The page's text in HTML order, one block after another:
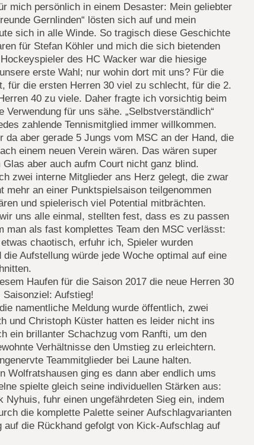
mich persönlich in einem Desaster: Mein geliebter
Gernlinden“ lösten sich auf und mein
sich in alle Winde. So tragisch diese Geschichte
für Stefan Köhler und mich die sich bietenden
des HC Wacker war die hiesige
erste Wahl; nur wohin dort mit uns? Für die
für die ersten Herren 30 viel zu schlecht, für die 2.
40 zu viele. Daher fragte ich vorsichtig beim
Verwendung für uns sähe. „Selbstverständlich“
zahlende Tennismitglied immer willkommen.
da aber gerade 5 Jungs vom MSC an der Hand, die
einem neuen Verein wären. Das wären super
aber auch aufm Court nicht ganz blind.
zwei interne Mitglieder ans Herz gelegt, die zwar
mehr an einer Punktspielsaison teilgenommen
und spielerisch viel Potential mitbrächten.
uns alle einmal, stellten fest, dass es zu passen
man als fast komplettes Team den MSC verlässt:
chaotisch, erfuhr ich, Spieler wurden
Aufstellung würde jede Woche optimal auf eine
Haufen für die Saison 2017 die neue Herren 30
Aufstieg!
namentliche Meldung wurde öffentlich, zwei
und Christoph Küster hatten es leider nicht ins
ein brillanter Schachzug vom Ranfti, um den
Verhältnisse den Umstieg zu erleichtern.
Teammitglieder bei Laune halten.
Wolfratshausen ging es dann aber endlich ums
spielte gleich seine individuellen Stärken aus:
Nyhuis, fuhr einen ungefährdeten Sieg ein, indem
die komplette Palette seiner Aufschlagvarianten
die Rückhand gefolgt von Kick-Aufschlag auf